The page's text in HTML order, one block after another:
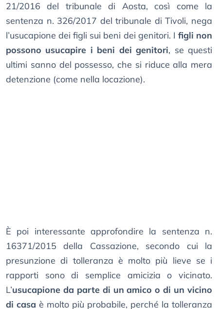
21/2016 del tribunale di Aosta, così come la
sentenza n. 326/2017 del tribunale di Tivoli, nega
l’usucapione dei figli sui beni dei genitori. I figli non
possono usucapire i beni dei genitori, se questi
ultimi sanno del possesso, che si riduce alla mera
detenzione (come nella locazione).
È poi interessante approfondire la sentenza n.
16371/2015 della Cassazione, secondo cui la
presunzione di tolleranza è molto più lieve se i
rapporti sono di semplice amicizia o vicinato.
L’usucapione da parte di un amico o di un vicino
di casa è molto più probabile, perché la tolleranza